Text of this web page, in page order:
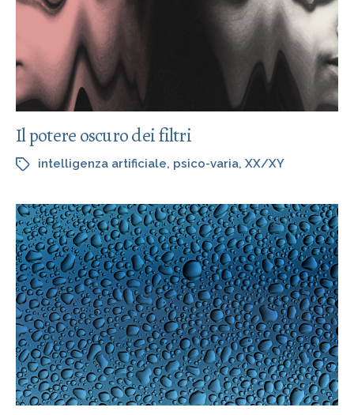
Il potere oscuro dei filtri
intelligenza artificiale, psico-varia, XX/XY